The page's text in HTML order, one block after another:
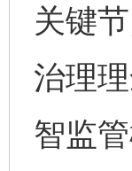
关键
治理
智监